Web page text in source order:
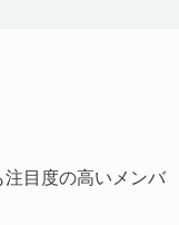
目度の高いメンバ